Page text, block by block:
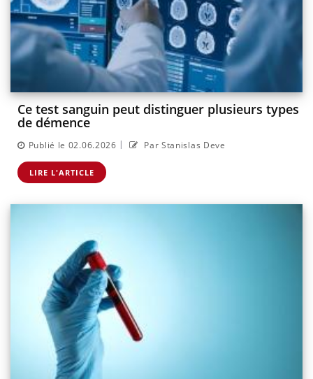
Ce test sanguin peut distinguer plusieurs types
de démence
Publié le 02.06.2026 | Par Stanislas Deve
LIRE L'ARTICLE